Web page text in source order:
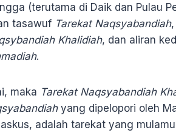
(terutama di Daik dan Pulau
tasawuf Tarekat Naqsyabandiah
Khalidiah, dan aliran
.
maka Tarekat Naqsyabandiah
yang dipelopori oleh
adalah tarekat yang